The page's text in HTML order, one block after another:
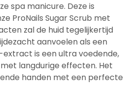
spa manicure. Deze is
ProNails Sugar Scrub met
zal de huid tegelijkertijd
aanvoelen als een
is een ultra voedende,
langdurige effecten. Het
handen met een perfecte